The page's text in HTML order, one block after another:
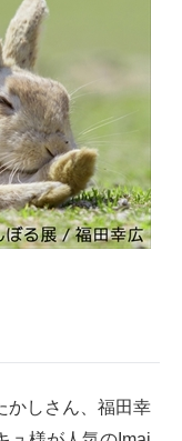
しさん、福田幸